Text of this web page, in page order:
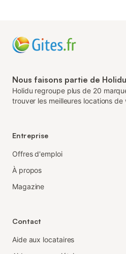
Nous faisons partie de
Holidu regroupe plus de 20
trouver les meilleures locations de
Entreprise
Offres d'emploi
À propos
Magazine
Contact
Aide aux locataires